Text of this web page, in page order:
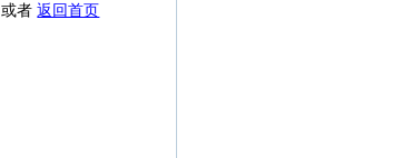
或者返回首页